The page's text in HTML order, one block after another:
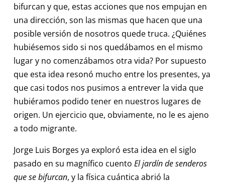
bifurcan y que, estas acciones que nos empujan en
una dirección, son las mismas que hacen que una
posible versión de nosotros quede truca. ¿Quiénes
hubiésemos sido si nos quedábamos en el mismo
lugar y no comenzábamos otra vida? Por supuesto
que esta idea resonó mucho entre los presentes, ya
que casi todos nos pusimos a entrever la vida que
hubiéramos podido tener en nuestros lugares de
origen. Un ejercicio que, obviamente, no le es ajeno
a todo migrante.
Jorge Luis Borges ya exploró esta idea en el siglo
pasado en su magnífico cuento El jardín de senderos
que se bifurcan, y la física cuántica abrió la